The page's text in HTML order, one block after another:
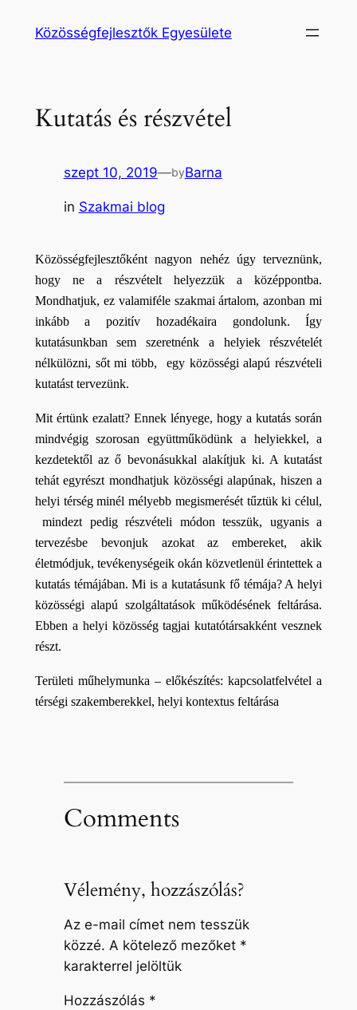
Közösségfejlesztők Egyesülete
Kutatás és részvétel
szept 10, 2019—byBarna
in Szakmai blog
Közösségfejlesztőként nagyon nehéz úgy terveznünk,
hogy ne a részvételt helyezzük a középpontba.
Mondhatjuk, ez valamiféle szakmai ártalom, azonban mi
inkább a pozitív hozadékaira gondolunk. Így
kutatásunkban sem szeretnénk a helyiek részvételét
nélkülözni, sőt mi több,  egy közösségi alapú részvételi
kutatást tervezünk.
Mit értünk ezalatt? Ennek lényege, hogy a kutatás során
mindvégig szorosan együttműködünk a helyiekkel, a
kezdetektől az ő bevonásukkal alakítjuk ki. A kutatást
tehát egyrészt mondhatjuk közösségi alapúnak, hiszen a
helyi térség minél mélyebb megismerését tűztük ki célul,
mindezt pedig részvételi módon tesszük, ugyanis a
tervezésbe bevonjuk azokat az embereket, akik
életmódjuk, tevékenységeik okán közvetlenül érintettek a
kutatás témájában. Mi is a kutatásunk fő témája? A helyi
közösségi alapú szolgáltatások működésének feltárása.
Ebben a helyi közösség tagjai kutatótársakként vesznek
részt.
Területi műhelymunka – előkészítés: kapcsolatfelvétel a
térségi szakemberekkel, helyi kontextus feltárása
Comments
Vélemény, hozzászólás?
Az e-mail címet nem tesszük
közzé. A kötelező mezőket *
karakterrel jelöltük
Hozzászólás *